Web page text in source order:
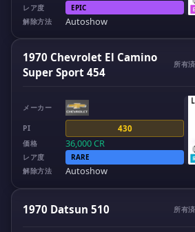
レア度
EPIC
解除方法
Autoshow
1970 Chevrolet El Camino
Super Sport 454
所有
メーカー
PI 430
価格 36,000CR
レア度
RARE
解除方法
Autoshow
1970 Datsun 510 所有